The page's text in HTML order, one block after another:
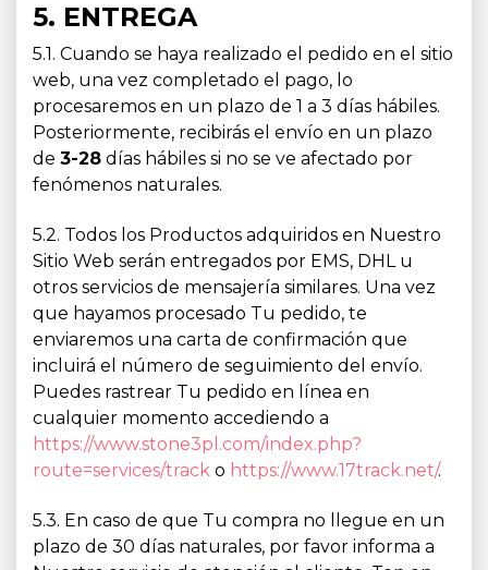
5. ENTREGA
5.1. Cuando se haya realizado el pedido en el sitio
web, una vez completado el pago, lo
procesaremos en un plazo de 1 a 3 días hábiles.
Posteriormente, recibirás el envío en un plazo
de 3-28 días hábiles si no se ve afectado por
fenómenos naturales.
5.2. Todos los Productos adquiridos en Nuestro
Sitio Web serán entregados por EMS, DHL u
otros servicios de mensajería similares. Una vez
que hayamos procesado Tu pedido, te
enviaremos una carta de confirmación que
incluirá el número de seguimiento del envío.
Puedes rastrear Tu pedido en línea en
cualquier momento accediendo a
https://www.stone3pl.com/index.php?
route=services/track o https://www.17track.net/.
5.3. En caso de que Tu compra no llegue en un
plazo de 30 días naturales, por favor informa a